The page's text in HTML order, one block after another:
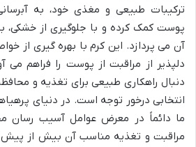
ترکیبات طبیعی و مغذی خود، به
پوست کمک کرده و با جلوگیری از خشکی،
آن می پردازد. این کرم با بهره گیری از
دلپذیر از مراقبت از پوست را فراهم می
دنبال راهکاری طبیعی برای تغذیه و
انتخابی درخور توجه است. در دنیای
ما دائماً در معرض عوامل آسیب رسان
مراقبت و تغذیه مناسب آن بیش از